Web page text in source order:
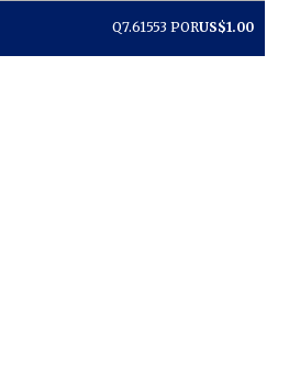
Q7.61553 PORUS$1.00